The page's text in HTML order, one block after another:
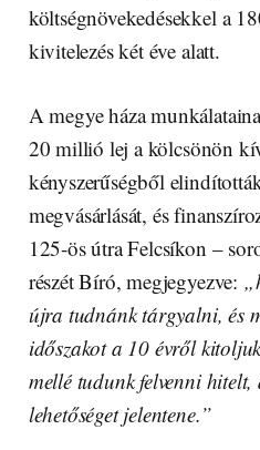
költségnövekedésekkel a
kivitelezés két éve alatt.
A megye háza
20 millió lej a kölcsönön
kényszerűségből
megvásárlását, és
125-ös útra Felcsíkon –
részét Bíró, megjegyezve:
újra tudnánk tárgyalni, és
időszakot a 10 évről
mellé tudunk felvenni hitelt,
lehetőséget jelentene.”